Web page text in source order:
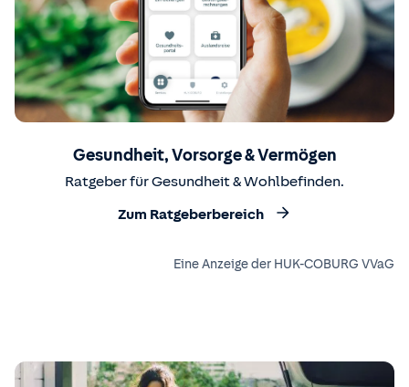
Gesundheit, Vorsorge & Vermögen
Ratgeber für Gesundheit & Wohlbefinden.
Zum Ratgeberbereich
Eine Anzeige der HUK-COBURG VVaG